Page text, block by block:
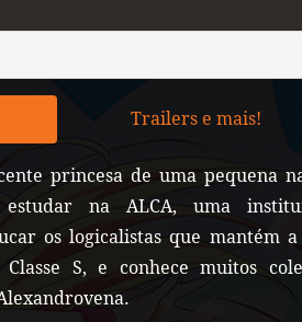
Trailers e mais!
princesa de uma pequena
na ALCA, uma
os logicalistas que mantém
S, e conhece muitos